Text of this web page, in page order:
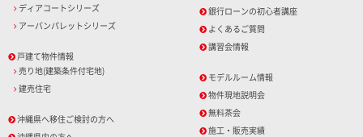
ディアコートシリーズ
アーバンパレットシリーズ
戸建て物件情報
売り地(建築条件付宅地)
建売住宅
沖縄県へ移住ご検討の方へ
銀行ローンの初心者講座
よくあるご質問
講習会情報
モデルルーム情報
物件現地説明会
無料茶会
施工・販売実績